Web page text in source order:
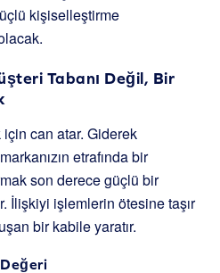
kişiselleştirme
Tabanı Değil, Bir
can atar. Giderek
etrafında bir
son derece güçlü bir
İlişkiyi işlemlerin ötesine taşır
bir kabile yaratır.